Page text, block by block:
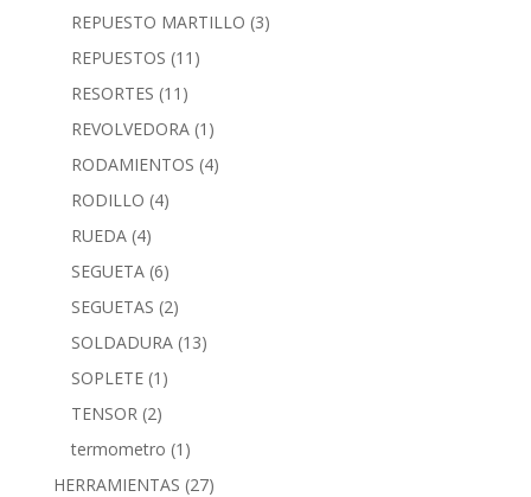
REPUESTO MARTILLO (3)
REPUESTOS (11)
RESORTES (11)
REVOLVEDORA (1)
RODAMIENTOS (4)
RODILLO (4)
RUEDA (4)
SEGUETA (6)
SEGUETAS (2)
SOLDADURA (13)
SOPLETE (1)
TENSOR (2)
termometro (1)
HERRAMIENTAS (27)